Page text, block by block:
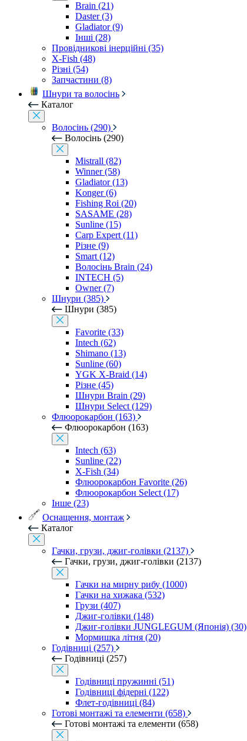
Brain (21)
Daster (3)
Gladiator (9)
Інші (28)
Провідникові інерційні (35)
X-Fish (48)
Різні (54)
Запчастини (8)
Шнури та волосінь
Каталог
Волосінь (290)
Волосінь (290)
Mistrall (82)
Winner (58)
Gladiator (13)
Konger (6)
Fishing Roi (20)
SASAME (28)
Sunline (15)
Carp Expert (11)
Різне (9)
Smart (12)
Волосінь Brain (24)
INTECH (5)
Owner (7)
Шнури (385)
Шнури (385)
Favorite (33)
Intech (62)
Shimano (13)
Sunline (60)
YGK X-Braid (14)
Різне (45)
Шнури Brain (29)
Шнури Select (129)
Флюорокарбон (163)
Флюорокарбон (163)
Intech (63)
Sunline (22)
X-Fish (34)
Флюорокарбон Favorite (26)
Флюорокарбон Select (17)
Інше (23)
Оснащення, монтаж
Каталог
Гачки, грузи, джиг-голівки (2137)
Гачки, грузи, джиг-голівки (2137)
Гачки на мирну рибу (1000)
Гачки на хижака (532)
Грузи (407)
Джиг-голівки (148)
Джиг-голівки JUNGLEGUM (Японія) (30)
Мормишка літня (20)
Годівниці (257)
Годівниці (257)
Годівниці пружинні (51)
Годівниці фідерні (122)
Флет-годівниці (84)
Готові монтажі та елементи (658)
Готові монтажі та елементи (658)